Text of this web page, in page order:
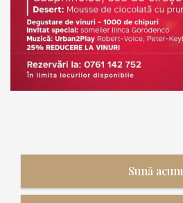
Sună acum